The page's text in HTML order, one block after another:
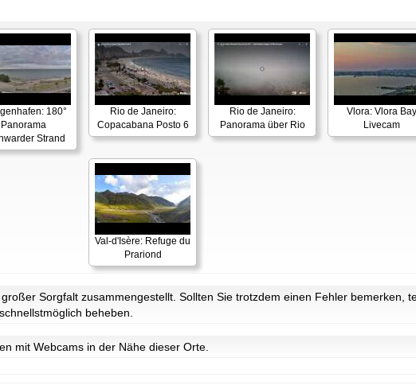
180°
Panorama
Strand
Rio de Janeiro:
Copacabana Posto 6
Rio de Janeiro:
Panorama über Rio
Vlora: Vlora Bay
Livecam
Val-d'Isère: Refuge du
Prariond
Sorgfalt zusammengestellt. Sollten Sie trotzdem einen Fehler bemerken,
beheben.
mit Webcams in der Nähe dieser Orte.